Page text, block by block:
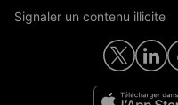
Signaler un contenu illicite